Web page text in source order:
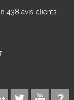
438 avis clients.